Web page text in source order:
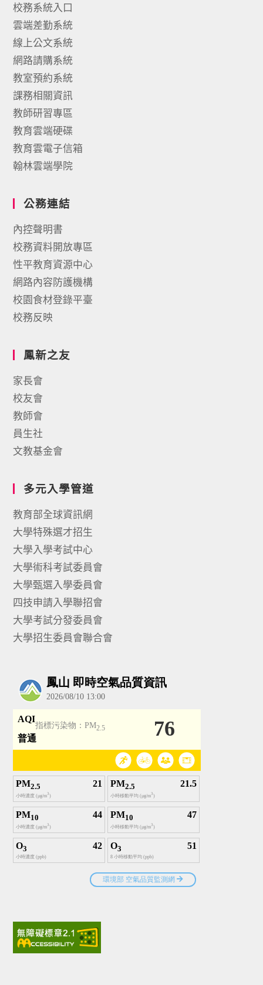
校務系統入口
雲端差勤系統
線上公文系統
網路請購系統
教室預約系統
課務相關資訊
教師研習專區
教育雲端硬碟
教育雲電子信箱
翰林雲端學院
公務連結
內控聲明書
校務資料開放專區
性平教育資源中心
網路內容防護機構
校園食材登錄平臺
校務反映
鳳新之友
家長會
校友會
教師會
員生社
文教基金會
多元入學管道
教育部全球資訊網
大學特殊選才招生
大學入學考試中心
大學術科考試委員會
大學甄選入學委員會
四技申請入學聯招會
大學考試分發委員會
大學招生委員會聯合會